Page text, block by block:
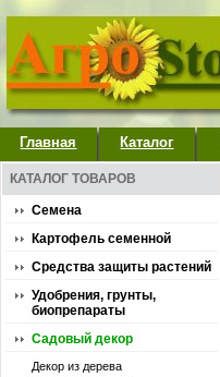
Главная Каталог
КАТАЛОГ ТОВАРОВ
Семена
Картофель семенной
Средства защиты растений
Удобрения, грунты,
биопрепараты
Садовый декор
Декор из дерева